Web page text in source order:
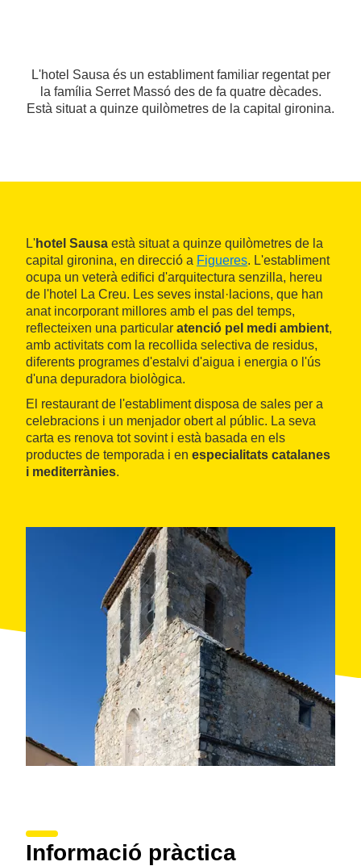
L'hotel Sausa és un establiment familiar regentat per
la família Serret Massó des de fa quatre dècades.
Està situat a quinze quilòmetres de la capital gironina.
L'hotel Sausa està situat a quinze quilòmetres de la
capital gironina, en direcció a Figueres. L'establiment
ocupa un veterà edifici d'arquitectura senzilla, hereu
de l'hotel La Creu. Les seves instal·lacions, que han
anat incorporant millores amb el pas del temps,
reflecteixen una particular atenció pel medi ambient,
amb activitats com la recollida selectiva de residus,
diferents programes d'estalvi d'aigua i energia o l'ús
d'una depuradora biològica.
El restaurant de l'establiment disposa de sales per a
celebracions i un menjador obert al públic. La seva
carta es renova tot sovint i està basada en els
productes de temporada i en especialitats catalanes
i mediterrànies.
Informació pràctica